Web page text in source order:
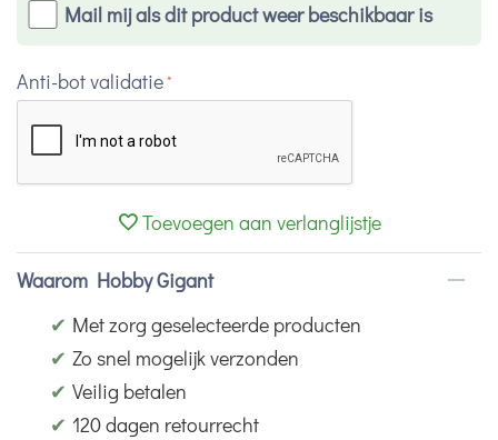
Mail mij als dit product weer beschikbaar is
Anti-bot validatie
Toevoegen aan verlanglijstje
Waarom Hobby Gigant
✔ Met zorg geselecteerde producten
✔ Zo snel mogelijk verzonden
✔ Veilig betalen
✔ 120 dagen retourrecht